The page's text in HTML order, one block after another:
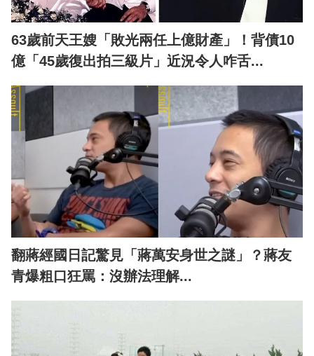
63歲前天王嫂「敗光兩任上億財產」！背債10
億「45歲復出拍三級片」近況令人咋舌...
翻蔣經國日記驚見「蔣萬安身世之謎」？蔣友
青爆粗口狂罵：沒辦法理解...